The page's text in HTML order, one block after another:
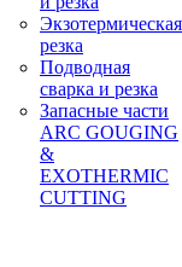
Экзотермическая
резка
Подводная
сварка и резка
Запасные части
ARC GOUGING
&
EXOTHERMIC
CUTTING